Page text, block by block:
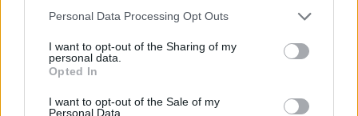
Personal Data Processing Opt Outs
I want to opt-out of the Sharing of my
personal data.
Opted In
I want to opt-out of the Sale of my
Personal Data.